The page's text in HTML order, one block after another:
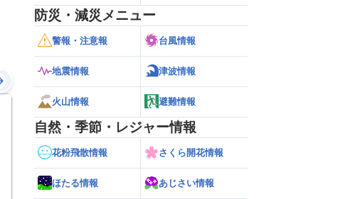
防災・減災メニュー
警報・注意報 台風情報
地震情報 津波情報
火山情報 避難情報
自然・季節・レジャー情報
花粉飛散情報 さくら開花情報
ほたる情報 あじさい情報